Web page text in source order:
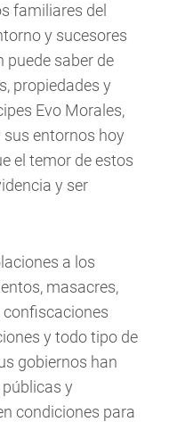
familiares del
y sucesores
puede saber de
propiedades y
Evo Morales,
sus entornos hoy
el temor de estos
y ser
a los
masacres,
confiscaciones
y todo tipo de
gobiernos han
y
condiciones para